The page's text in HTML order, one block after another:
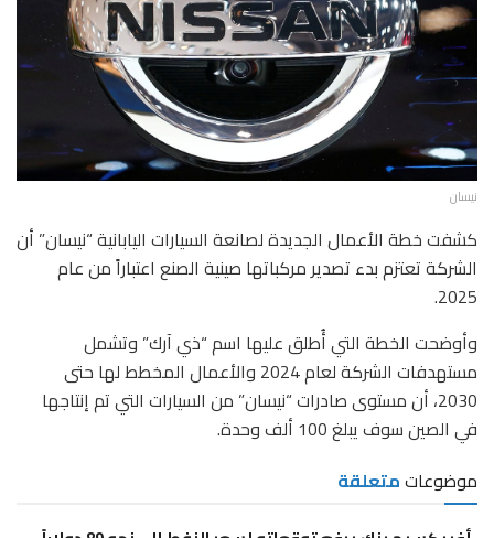
نيسان
كشفت خطة الأعمال الجديدة لصانعة السيارات اليابانية “نيسان” أن
الشركة تعتزم بدء تصدير مركباتها صينية الصنع اعتباراً من عام
2025.
وأوضحت الخطة التي أُطلق عليها اسم “ذي آرك” وتشمل
مستهدفات الشركة لعام 2024 والأعمال المخطط لها حتى
2030، أن مستوى صادرات “نيسان” من السيارات التي تم إنتاجها
في الصين سوف يبلغ 100 ألف وحدة.
موضوعاتمتعلقة